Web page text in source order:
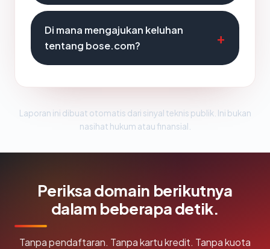
Di mana mengajukan keluhan
tentang bose.com?
Laporan ini dibuat otomatis dari sinyal teknis publik. Ini bukan
nasihat hukum atau finansial.
Periksa domain berikutnya
dalam beberapa detik.
Tanpa pendaftaran. Tanpa kartu kredit. Tanpa kuota